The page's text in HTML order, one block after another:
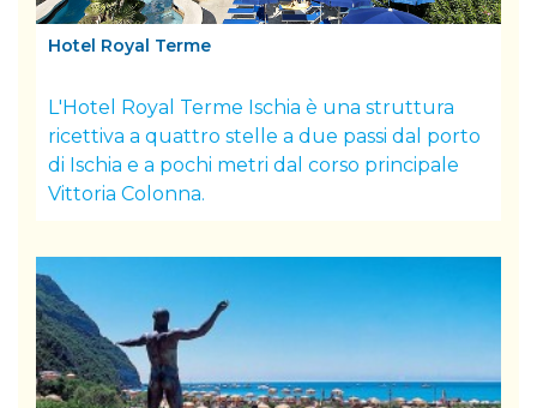
Hotel Royal Terme
L'Hotel Royal Terme Ischia è una struttura
ricettiva a quattro stelle a due passi dal porto
di Ischia e a pochi metri dal corso principale
Vittoria Colonna.